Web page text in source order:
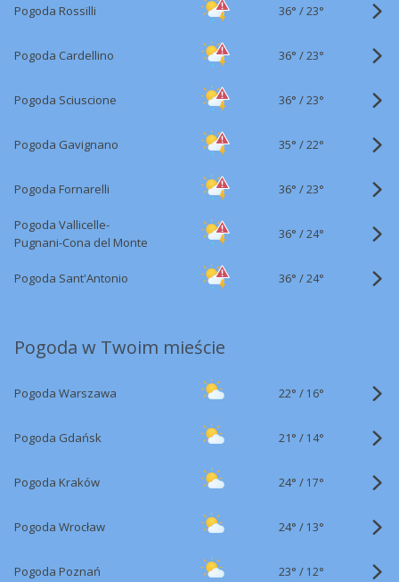
Pogoda Rossilli 36° /23°
Pogoda Cardellino 36° /23°
Pogoda Sciuscione 36° /23°
Pogoda Gavignano 35° /22°
Pogoda Fornarelli 36° /23°
Pogoda Vallicelle-
Pugnani-Cona del Monte
36° /24°
Pogoda Sant'Antonio 36° /24°
Pogoda w Twoim mieście
Pogoda Warszawa 22° / 16°
Pogoda Gdańsk 21° / 14°
Pogoda Kraków 24° / 17°
Pogoda Wrocław 24° / 13°
Pogoda Poznań 23° / 12°